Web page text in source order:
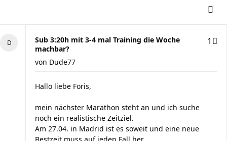
Sub 3:20h mit 3-4 mal Training die Woche
machbar?
1
von Dude77
Hallo liebe Foris,
mein nächster Marathon steht an und ich suche
noch ein realistische Zeitziel.
Am 27.04. in Madrid ist es soweit und eine neue